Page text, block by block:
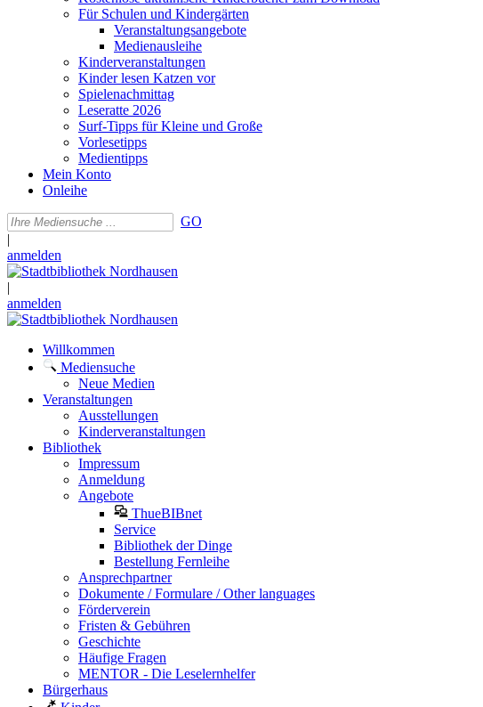
Für Schulen und Kindergärten
Veranstaltungsangebote
Medienausleihe
Kinderveranstaltungen
Kinder lesen Katzen vor
Spielenachmittag
Leseratte 2026
Surf-Tipps für Kleine und Große
Vorlesetipps
Medientipps
Mein Konto
Onleihe
GO
|
anmelden
|
anmelden
Willkommen
Mediensuche
Neue Medien
Veranstaltungen
Ausstellungen
Kinderveranstaltungen
Bibliothek
Impressum
Anmeldung
Angebote
ThueBIBnet
Service
Bibliothek der Dinge
Bestellung Fernleihe
Ansprechpartner
Dokumente / Formulare / Other languages
Förderverein
Fristen & Gebühren
Geschichte
Häufige Fragen
MENTOR - Die Leselernhelfer
Bürgerhaus